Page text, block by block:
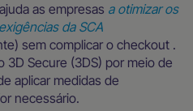
as empresas a otimizar os
da SCA
sem complicar o checkout .
3D Secure (3DS) por meio de
aplicar medidas de
necessário.